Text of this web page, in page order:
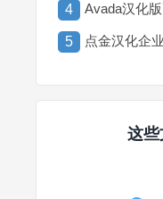
4 Avada汉化
5 点金汉化企
这些